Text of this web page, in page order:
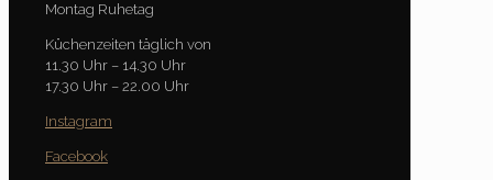
Montag Ruhetag
Küchenzeiten täglich von
11.30 Uhr – 14.30 Uhr
17.30 Uhr – 22.00 Uhr
Instagram
Facebook